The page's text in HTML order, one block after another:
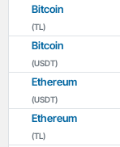
Bitcoin
(TL)
Bitcoin
(USDT)
Ethereum
(USDT)
Ethereum
(TL)